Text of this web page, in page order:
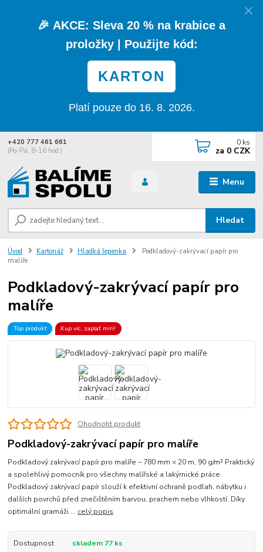
🎉 AKCE: Sleva 20 % na krabice a
proložky| Použijte kód:
KARTON
Platí pouze do 16. 8. 2026.
Menu
Hledat
+420 777 461 661
(Po-Pá, 8-16 hod.)
0 ks
za 0 CZK
Úvod Kartonáž Hladká lepenka
Podkladový-zakrývací papír pro
malíře
Podkladový-zakrývací papír pro
malíře
Top produkt Kup víc, zaplať mín!
Ohodnotit produkt
Podkladový-zakrývací papír pro malíře
Podkladový zakrývací papír pro malíře – 780 mm × 20 m, 90 g/m² Praktický
a spolehlivý pomocník pro všechny malířské a lakýrnické práce.
Podkladový zakrývací papír slouží k efektivní ochraně podlah, nábytku i
dalších povrchů před znečištěním barvou, prachem nebo vlhkostí. Díky
optimální gramáži ... celý popis
Dostupnost
skladem 77 ks